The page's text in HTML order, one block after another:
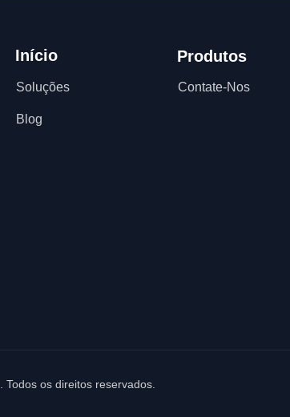
Início Produtos
Soluções Contate-Nos
Blog
os direitos reservados.